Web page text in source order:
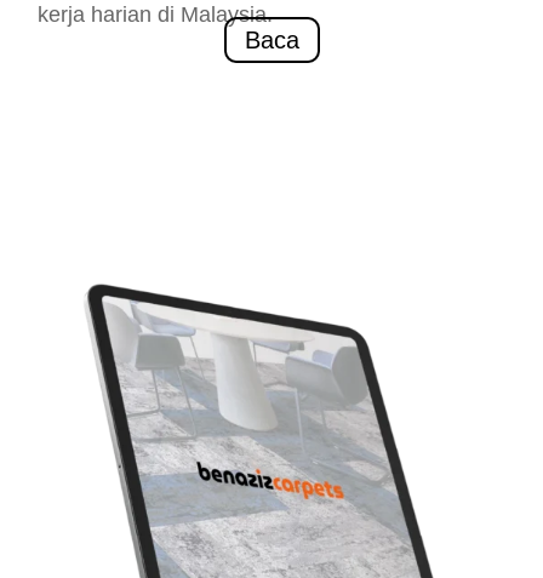
kerja harian di Malaysia.
Baca